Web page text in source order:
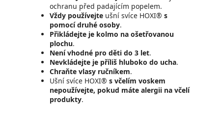
ochranu před padajícím popelem.
Vždy používejte ušní svíce HOXI® s
pomocí druhé osoby.
Přikládejte je kolmo na ošetřovanou
plochu.
Není vhodné pro děti do 3 let.
Nevkládejte je příliš hluboko do ucha.
Chraňte vlasy ručníkem.
Ušní svíce HOXI® s včelím voskem
nepoužívejte, pokud máte alergii na včelí
produkty.